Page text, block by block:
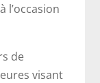
l’occasion
de
visant